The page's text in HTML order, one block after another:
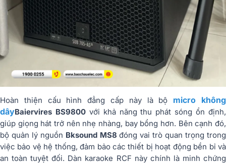
Hoàn thiện cấu hình đẳng cấp này là bộ micro không
dâyBaiervires BS9800với khả năng thu phát sóng ổn định,
giúp giọng hát trở nên nhẹ nhàng, bay bổng hơn. Bên cạnh đó,
bộ quản lý nguồn Bksound MS8 đóng vai trò quan trọng trong
việc bảo vệ hệ thống, đảm bảo các thiết bị hoạt động bền bỉ và
an toàn tuyệt đối. Dàn karaoke RCF này chính là minh chứng